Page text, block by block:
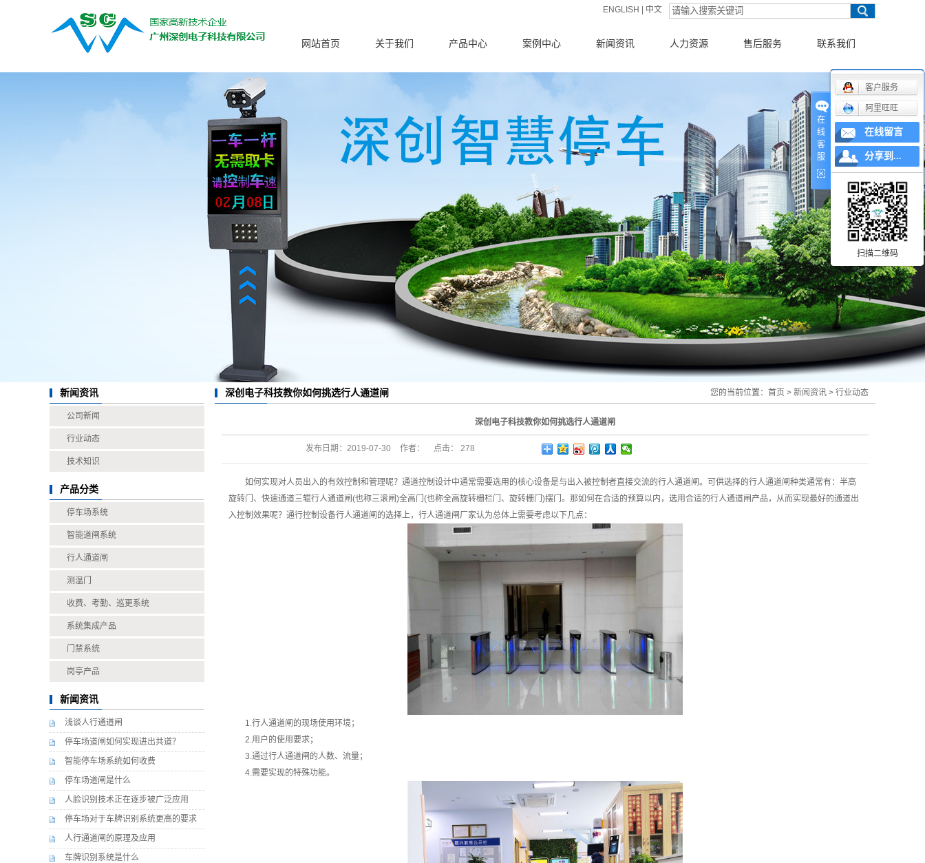
ENGLISH 中文
网站首页 关于我们
公司简介
产品中心
智能道闸系统
行人通道闸
测温门
收费、考勤、巡
更系统
系统集成产品
门禁系统
岗亭产品
案例中心 新闻资讯
行业动态
技术知识
人力资源 售后服务 联系我们
新闻资讯
公司新闻
行业动态
技术知识
产品分类
停车场系统
智能道闸系统
行人通道闸
测温门
收费、考勤、巡更系统
系统集成产品
门禁系统
岗亭产品
新闻资讯
浅谈人行通道闸
停车场道闸如何实现进出共道？
智能停车场系统如何收费
停车场道闸是什么
人脸识别技术正在逐步被广泛应用
停车场对于车牌识别系统更高的要求
人行通道闸的原理及应用
车牌识别系统是什么
深创电子科技教你如何挑选行人通道闸 您的当前位置： 首页 > 新闻资讯 > 行业动态
深创电子科技教你如何挑选行人通道闸
发布日期： 2019-07-30 作者： 点击： 278
如何实现对人员出入的有效控制和管理呢？通道控制设计中通常需要选用的核心设备是与出入被控制者直接交流的行人通道闸。可供选择的行人通道闸种类通常有：半高
旋转门、快速通道三辊行人通道闸(也称三滚闸)全高门(也称全高旋转栅栏门、旋转栅门)摆门。那如何在合适的预算以内，选用合适的行人通道闸产品，从而实现最好的通道出
入控制效果呢？通行控制设备行人通道闸的选择上， 行人通道闸厂家认为总体上需要考虑以下几点：
1.行人通道闸 的现场使用环境；
2.用户的使用要求；
3.通过行人通道闸的人数、流量；
4.需要实现的特殊功能。
在
线
客
服
客户服务
阿里旺旺
在线留言
分享到...
扫描二维码